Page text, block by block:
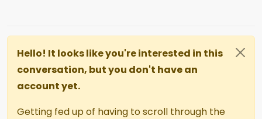
Hello! It looks like you're interested in this
conversation, but you don't have an
account yet.
Getting fed up of having to scroll through the